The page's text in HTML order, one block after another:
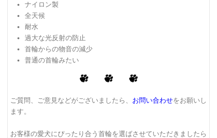
ナイロン製
全天候
耐水
過大な光反射の防止
首輪からの物音の減少
普通の首輪みたい
ご質問、ご意見などがございましたら、 お問い合わせをお願いし
ます。
お客様の愛犬にぴったり合う首輪を選ばさせていただきましたら